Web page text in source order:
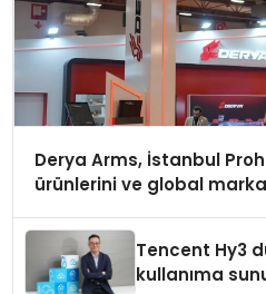
Derya Arms, İstanbul
ürünlerini ve global
Tencent Hy3
kullanıma